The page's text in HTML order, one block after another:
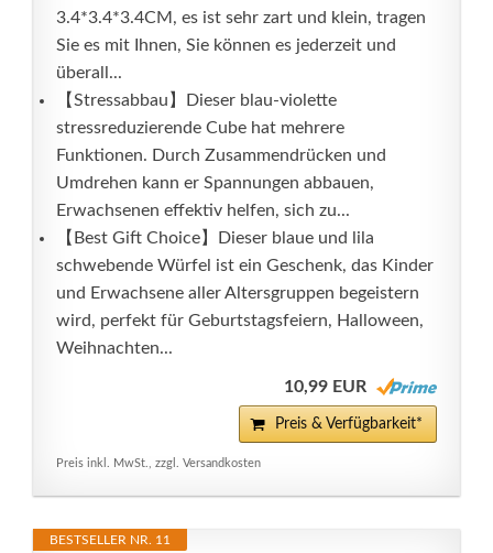
3.4*3.4*3.4CM, es ist sehr zart und klein, tragen
Sie es mit Ihnen, Sie können es jederzeit und
überall...
【Stressabbau】Dieser blau-violette
stressreduzierende Cube hat mehrere
Funktionen. Durch Zusammendrücken und
Umdrehen kann er Spannungen abbauen,
Erwachsenen effektiv helfen, sich zu...
【Best Gift Choice】Dieser blaue und lila
schwebende Würfel ist ein Geschenk, das Kinder
und Erwachsene aller Altersgruppen begeistern
wird, perfekt für Geburtstagsfeiern, Halloween,
Weihnachten...
10,99 EUR
Preis & Verfügbarkeit*
Preis inkl. MwSt., zzgl. Versandkosten
BESTSELLER NR. 11